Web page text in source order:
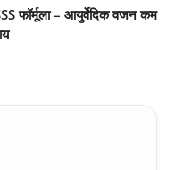
फॉर्मूला – आयुर्वेदिक वजन कम